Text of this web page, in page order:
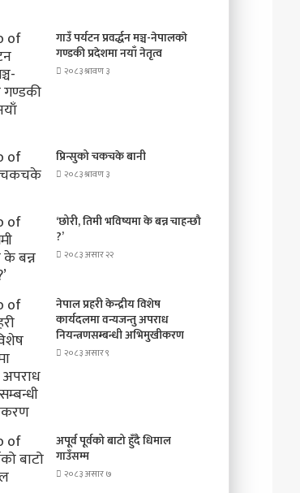
गाउँ पर्यटन प्रवर्द्धन मञ्च-नेपालकाे
गण्डकी प्रदेशमा नयाँ नेतृत्व
२०८३ श्रावण ३
प्रिन्सुको चकचके बानी
२०८३ श्रावण ३
‘छोरी, तिमी भविष्यमा के बन्न चाहन्छौ
?’
२०८३ असार २२
नेपाल प्रहरी केन्द्रीय विशेष
कार्यदलमा वन्यजन्तु अपराध
नियन्त्रणसम्बन्धी अभिमुखीकरण
२०८३ असार ९
अपूर्व पूर्वको बाटो हुँदै धिमाल
गाउँसम्म
२०८३ असार ७